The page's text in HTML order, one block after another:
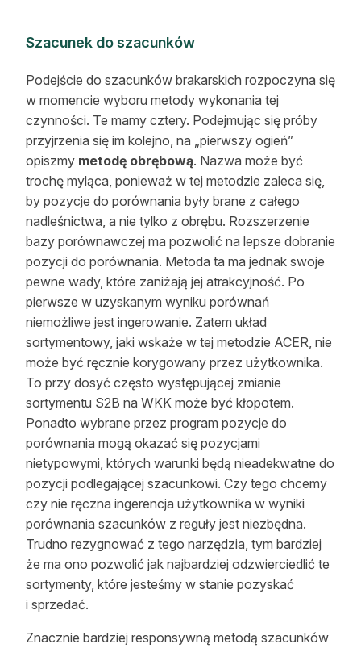
Szacunek do szacunków
Podejście do szacunków brakarskich rozpoczyna się
w momencie wyboru metody wykonania tej
czynności. Te mamy cztery. Podejmując się próby
przyjrzenia się im kolejno, na „pierwszy ogień”
opiszmy metodę obrębową. Nazwa może być
trochę myląca, ponieważ w tej metodzie zaleca się,
by pozycje do porównania były brane z całego
nadleśnictwa, a nie tylko z obrębu. Rozszerzenie
bazy porównawczej ma pozwolić na lepsze dobranie
pozycji do porównania. Metoda ta ma jednak swoje
pewne wady, które zaniżają jej atrakcyjność. Po
pierwsze w uzyskanym wyniku porównań
niemożliwe jest ingerowanie. Zatem układ
sortymentowy, jaki wskaże w tej metodzie ACER, nie
może być ręcznie korygowany przez użytkownika.
To przy dosyć często występującej zmianie
sortymentu S2B na WKK może być kłopotem.
Ponadto wybrane przez program pozycje do
porównania mogą okazać się pozycjami
nietypowymi, których warunki będą nieadekwatne do
pozycji podlegającej szacunkowi. Czy tego chcemy
czy nie ręczna ingerencja użytkownika w wyniki
porównania szacunków z reguły jest niezbędna.
Trudno rezygnować z tego narzędzia, tym bardziej
że ma ono pozwolić jak najbardziej odzwierciedlić te
sortymenty, które jesteśmy w stanie pozyskać
i sprzedać.
Znacznie bardziej responsywną metodą szacunków